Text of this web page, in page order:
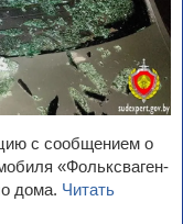
с сообщением о
«Фольксваген-
дома. Читать